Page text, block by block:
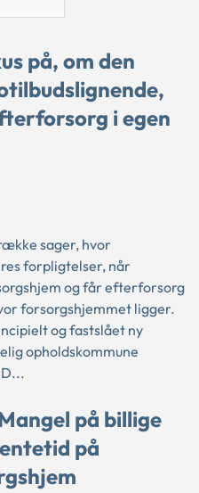
på, om den
i egen
sager, hvor
forpligtelser, når
og får efterforsorg
forsorgshjemmet ligger.
og fastslået ny
opholdskommune
på billige
på